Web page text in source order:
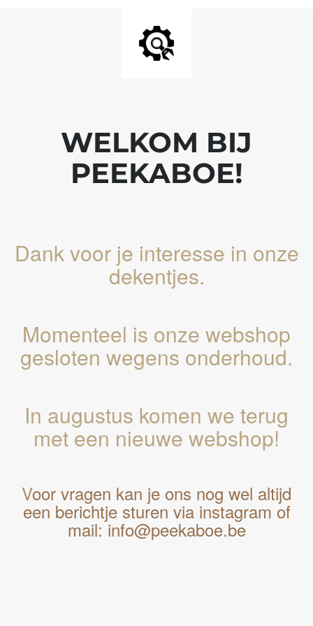
WELKOM BIJ
PEEKABOE!
Dank voor je interesse in onze
dekentjes.
Momenteel is onze webshop
gesloten wegens onderhoud.
In augustus komen we terug
met een nieuwe webshop!
Voor vragen kan je ons nog wel altijd
een berichtje sturen via instagram of
mail: info@peekaboe.be